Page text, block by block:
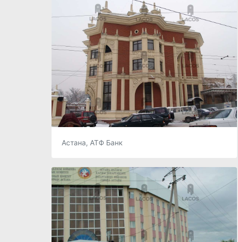
Астана, АТФ Банк